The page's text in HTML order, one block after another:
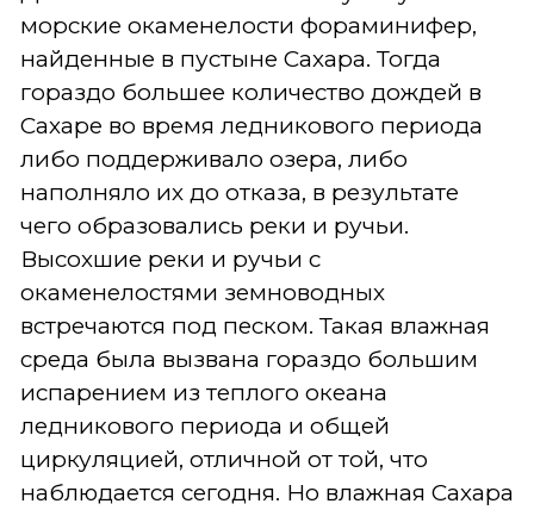
морские окаменелости фораминифер,
найденные в пустыне Сахара. Тогда
гораздо большее количество дождей в
Сахаре во время ледникового периода
либо поддерживало озера, либо
наполняло их до отказа, в результате
чего образовались реки и ручьи.
Высохшие реки и ручьи с
окаменелостями земноводных
встречаются под песком. Такая влажная
среда была вызвана гораздо большим
испарением из теплого океана
ледникового периода и общей
циркуляцией, отличной от той, что
наблюдается сегодня. Но влажная Сахара